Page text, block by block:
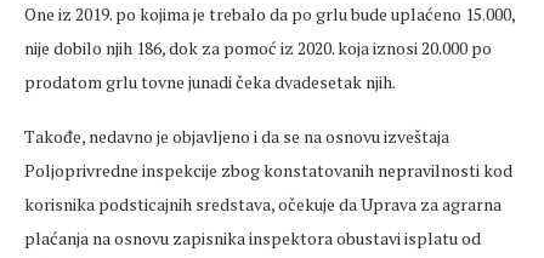
One iz 2019. po kojima je trebalo da po grlu bude uplaćeno 15.000,
nije dobilo njih 186, dok za pomoć iz 2020. koja iznosi 20.000 po
prodatom grlu tovne junadi čeka dvadesetak njih.
Takođe, nedavno je objavljeno i da se na osnovu izveštaja
Poljoprivredne inspekcije zbog konstatovanih nepravilnosti kod
korisnika podsticajnih sredstava, očekuje da Uprava za agrarna
plaćanja na osnovu zapisnika inspektora obustavi isplatu od